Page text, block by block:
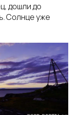
дошли до
Солнце уже